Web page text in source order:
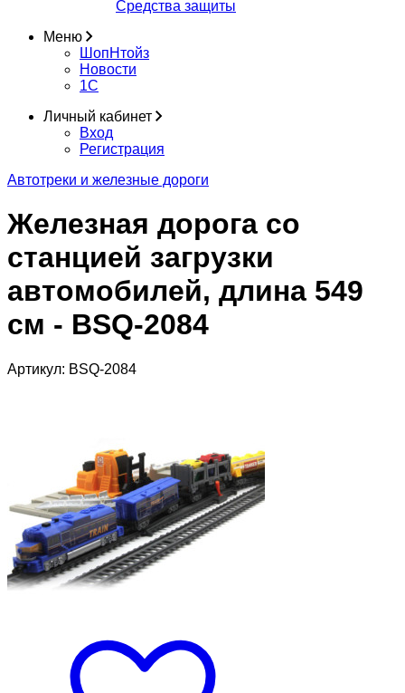
Средства защиты
Меню
ШопНтойз
Новости
1C
Личный кабинет
Вход
Регистрация
Автотреки и железные дороги
Железная дорога со
станцией загрузки
автомобилей, длина 549
см - BSQ-2084
Артикул: BSQ-2084